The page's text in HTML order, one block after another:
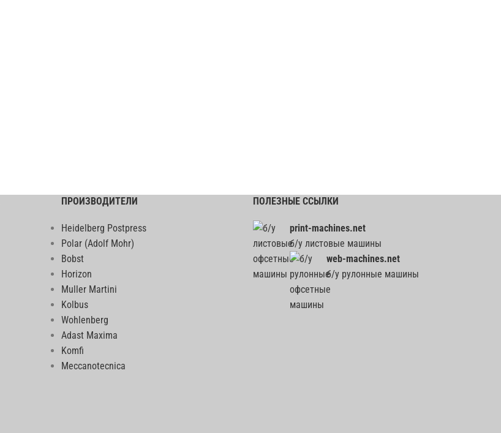
ПРОИЗВОДИТЕЛИ
Heidelberg Postpress
Polar (Adolf Mohr)
Bobst
Horizon
Muller Martini
Kolbus
Wohlenberg
Adast Maxima
Komfi
Meccanotecnica
ПОЛЕЗНЫЕ ССЫЛКИ
print-machines.net
б/у листовые машины
web-machines.net
б/у рулонные машины